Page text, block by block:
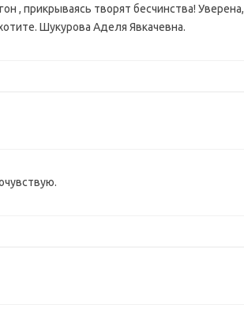
, прикрываясь творят бесчинства! Уверена,
Шукурова Аделя Явкачевна.